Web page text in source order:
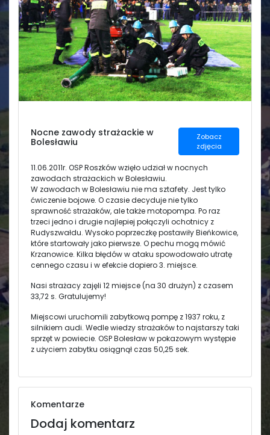
Koło gospodyń
wiejskich
Rada sołecka
Świetlica
Galerie
Nocne zawody strażackie w
Bolesławiu
Zobacz
zdjęcia
11.06.2011r. OSP Roszków wzięło udział w nocnych
zawodach strażackich w Bolesławiu.
W zawodach w Bolesławiu nie ma sztafety. Jest tylko
ćwiczenie bojowe. O czasie decyduje nie tylko
sprawność strażaków, ale także motopompa. Po raz
trzeci jedno i drugie najlepiej połączyli ochotnicy z
Rudyszwałdu. Wysoko poprzeczkę postawiły Bieńkowice,
które startowały jako pierwsze. O pechu mogą mówić
Krzanowice. Kilka błędów w ataku spowodowało utratę
cennego czasu i w efekcie dopiero 3. miejsce.
Nasi strażacy zajęli 12 miejsce (na 30 drużyn) z czasem
33,72 s. Gratulujemy!
Miejscowi uruchomili zabytkową pompę z 1937 roku, z
silnikiem audi. Wedle wiedzy strażaków to najstarszy taki
sprzęt w powiecie. OSP Bolesław w pokazowym występie
z użyciem zabytku osiągnął czas 50,25 sek.
Komentarze
Dodaj komentarz